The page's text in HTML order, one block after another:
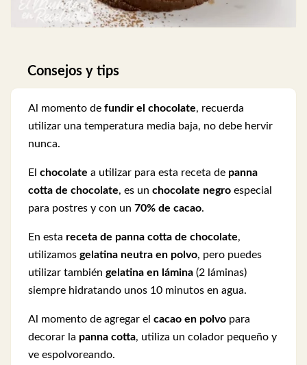
Consejos y tips
Al momento de fundir el chocolate, recuerda
utilizar una temperatura media baja, no debe hervir
nunca.
El chocolate a utilizar para esta receta de panna
cotta de chocolate, es un chocolate negro especial
para postres y con un 70% de cacao.
En esta receta de panna cotta de chocolate,
utilizamos gelatina neutra en polvo, pero puedes
utilizar también gelatina en lámina (2 láminas)
siempre hidratando unos 10 minutos en agua.
Al momento de agregar el cacao en polvo para
decorar la panna cotta, utiliza un colador pequeño y
ve espolvoreando.